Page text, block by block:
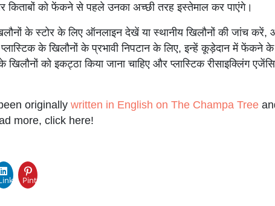
किताबों को फेंकने से पहले उनका अच्छी तरह इस्तेमाल कर पाएंगे।
के स्टोर के लिए ऑनलाइन देखें या स्थानीय खिलौनों की जांच
के खिलौनों के प्रभावी निपटान के लिए, इन्हें कूड़ेदान में फेंकने के
खिलौनों को इकट्ठा किया जाना चाहिए और प्लास्टिक रीसाइक्लिंग
originally written in English on The Champa Tree
more, click here!
Pinterest